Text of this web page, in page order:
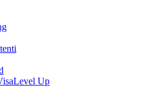
Level Up